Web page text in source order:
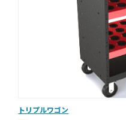
トリプルワゴン